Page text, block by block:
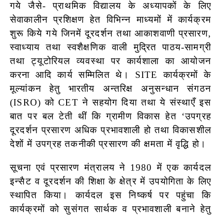
गये जैसे- प्राथमिक विद्यालय के अध्यापकों के लिए
सेवाकालीन प्रशिक्षण हेत विभिन्न माध्यमों में कार्यक्रम
शुरू किये गये जिनमें दूरदर्शन तथा आकाशवाणी प्रसारण,
स्वाध्याय तथा स्वशैक्षणिक वाली मुद्रित पाठय-सामग्री
तथा ट्यूटोरियल व्यवस्था पर कार्यशाला का आयोजन
करना आदि कार्य सम्मिलित थे। SITE कार्यक्रमों के
मूल्यांकन हेतु भारतीय अन्तरिक्ष अनुसन्धान संगठन
(ISRO) को CET ने सहयोग दिया तथा ये संस्थाएँ इस
बात पर बल टेती थीं कि ग्रामीण विकास हेत ‘उपग्रह
दूरदर्शन प्रसारण अधिक प्रभावशाली हो तथाविकासशील
देशों में उपग्रह तकनीकी प्रसारण की क्षमता में वृद्धि हो।
सूचना एवं प्रसारण मंत्रालय ने 1980 में एक कार्यदल
इन्सैट व दूरदर्शन की शिक्षा के क्षेत्र में उपयोगिता के लिए
स्थापित किया। कार्यदल इस निष्कर्ष पर पहुंचा कि
कार्यक्रमों को सुसंगत सार्थक व प्रभावशाली बनाने हेतु